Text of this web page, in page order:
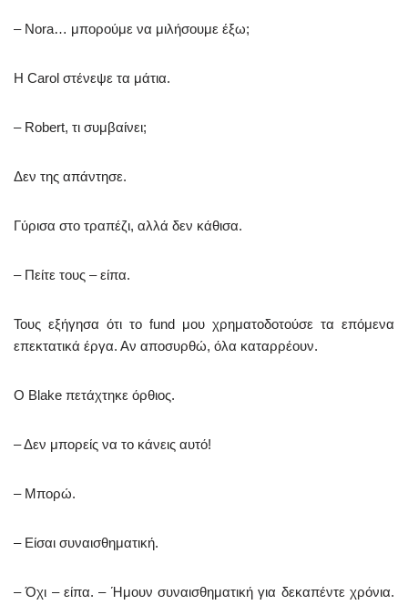
– Nora… μπορούμε να μιλήσουμε έξω;
Η Carol στένεψε τα μάτια.
– Robert, τι συμβαίνει;
Δεν της απάντησε.
Γύρισα στο τραπέζι, αλλά δεν κάθισα.
– Πείτε τους – είπα.
Τους εξήγησα ότι το fund μου χρηματοδοτούσε τα επόμενα
επεκτατικά έργα. Αν αποσυρθώ, όλα καταρρέουν.
Ο Blake πετάχτηκε όρθιος.
– Δεν μπορείς να το κάνεις αυτό!
– Μπορώ.
– Είσαι συναισθηματική.
– Όχι – είπα. – Ήμουν συναισθηματική για δεκαπέντε χρόνια.